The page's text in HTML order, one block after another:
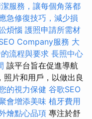
服務，讓每個角落都
急修復技巧，減少損
煩惱 護照申請所需材
Company服務 大
流程與要求 長照中心
該平台旨在促進導航
片和用戶，以做出良
的視力保健 谷歌SEO
會增添美味 植牙費用
燴點心品項 專注於舒